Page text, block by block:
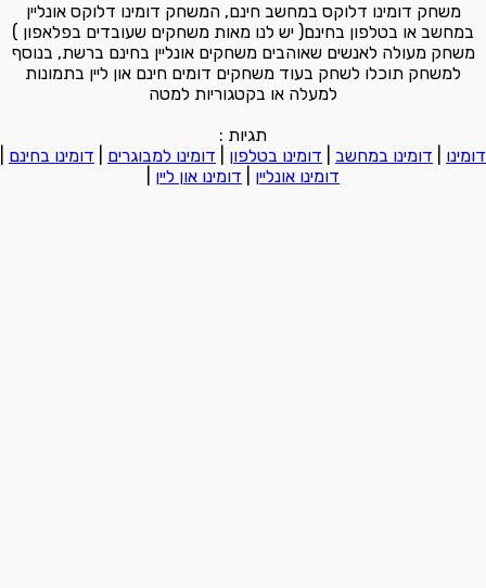
משחק דומינו דלוקס במחשב חינם, המשחק דומינו דלוקס אונליין
במחשב או בטלפון בחינם( יש לנו מאות משחקים שעובדים בפלאפון )
משחק מעולה לאנשים שאוהבים משחקים אונליין בחינם ברשת, בנוסף
למשחק תוכלו לשחק בעוד משחקים דומים חינם און ליין בתמונות
למעלה או בקטגוריות למטה
תגיות :
דומינו
דומינו במחשב דומינו בטלפון דומינו למבוגרים דומינו בחינם
דומינו אונליין
דומינו און ליין